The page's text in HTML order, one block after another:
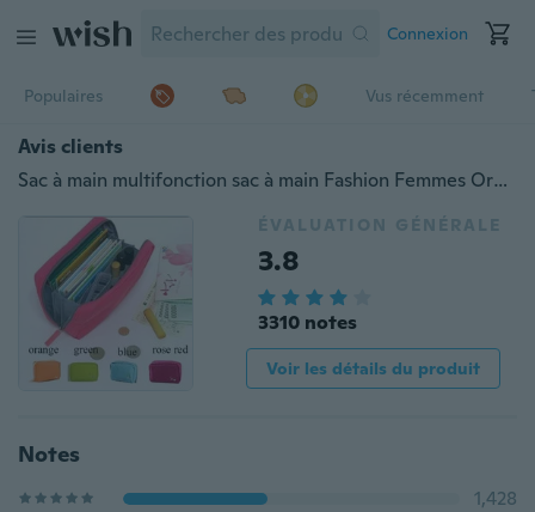
Connexion
Populaires Vus récemment
Avis clients
Sac à main multifonction sac à main Fashion Femmes Organiseur de sac à main Téléphone Rangement des cosmétiques Portefeuille en nylon Porte-cartes en nylon
ÉVALUATION GÉNÉRALE
3.8
3310 notes
Voir les détails du produit
Notes
1,428